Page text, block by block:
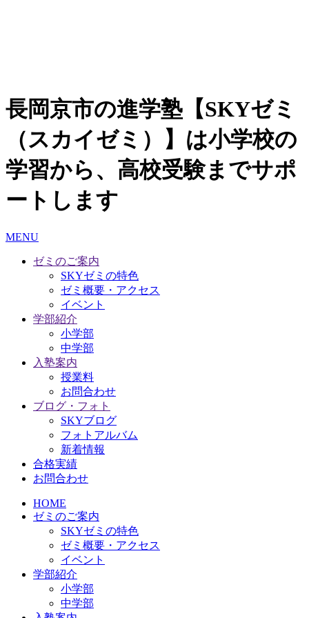
長岡京市の進学塾【SKYゼミ
（スカイゼミ）】は小学校の
学習から、高校受験までサポ
ートします
MENU
ゼミのご案内
SKYゼミの特色
ゼミ概要・アクセス
イベント
学部紹介
小学部
中学部
入塾案内
授業料
お問合わせ
ブログ・フォト
SKYブログ
フォトアルバム
新着情報
合格実績
お問合わせ
HOME
ゼミのご案内
SKYゼミの特色
ゼミ概要・アクセス
イベント
学部紹介
小学部
中学部